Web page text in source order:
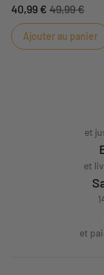
Idéal pour parfaire la
bébé, ce couvre lit
coton , apportera
bébé. Il est
40,99 € 49,99 €
Ajouter au panier
et
et
et